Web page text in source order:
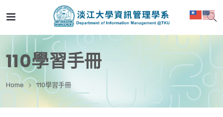
110學習手冊
Home 110學習手冊